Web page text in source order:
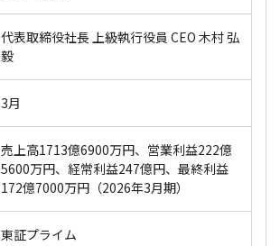
代表取締役社長 上級執行役員 CEO 木村 弘
毅
3月
売上高1713億6900万円、営業利益222億
5600万円、経常利益247億円、最終利益
172億7000万円（2026年3月期）
東証プライム